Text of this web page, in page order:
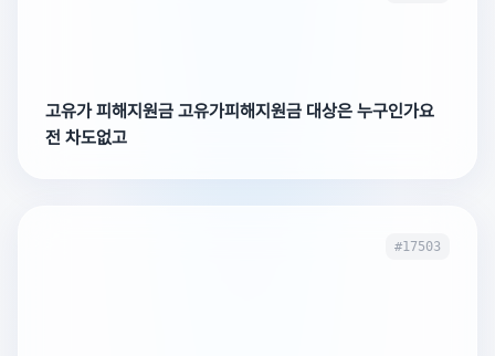
고유가 피해지원금 고유가피해지원금 대상은 누구인가요
전 차도없고
#17503